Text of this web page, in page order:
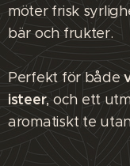
möter frisk
bär och frukter.
Perfekt för både
isteer, och ett
aromatiskt te